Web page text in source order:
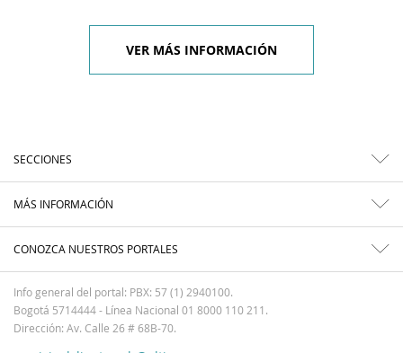
VER MÁS INFORMACIÓN
SECCIONES
MÁS INFORMACIÓN
CONOZCA NUESTROS PORTALES
Info general del portal: PBX: 57 (1) 2940100.
Bogotá 5714444 - Línea Nacional 01 8000 110 211.
Dirección: Av. Calle 26 # 68B-70.